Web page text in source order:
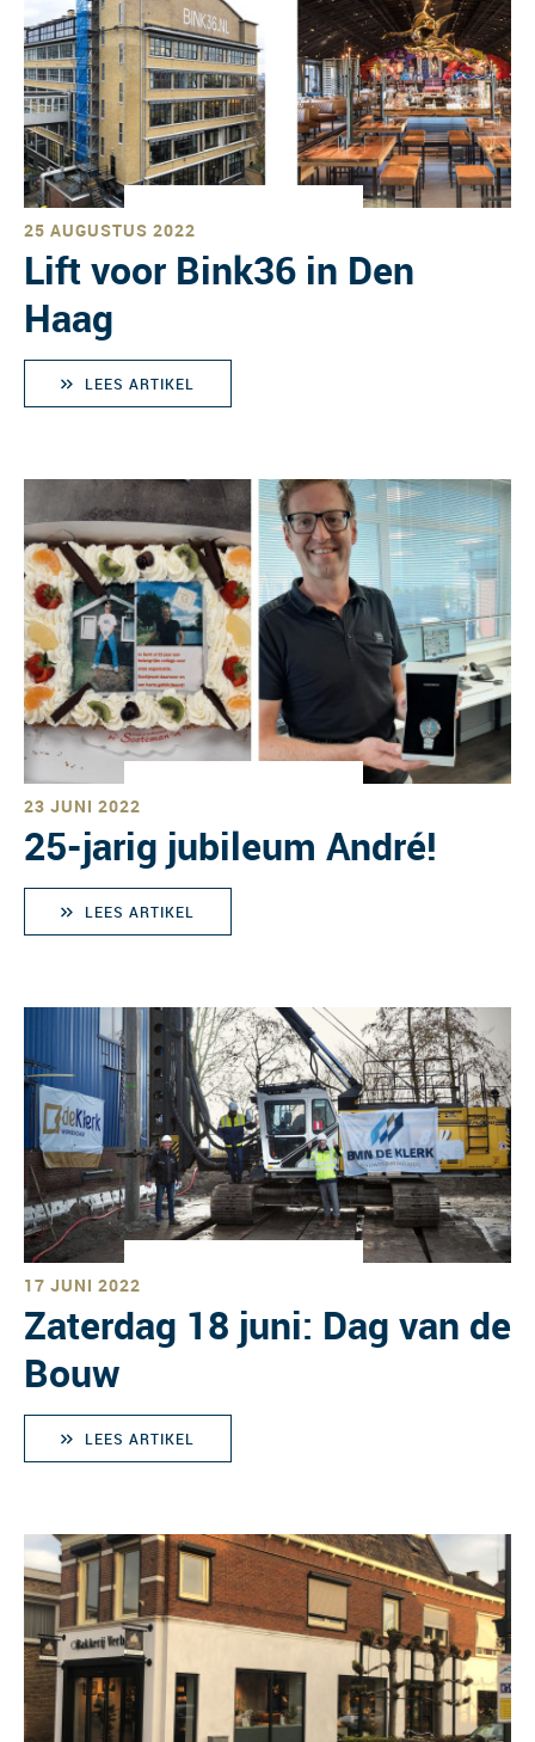
25 AUGUSTUS 2022
Lift voor Bink36 in Den
Haag
LEES ARTIKEL
23 JUNI 2022
25-jarig jubileum André!
LEES ARTIKEL
17 JUNI 2022
Zaterdag 18 juni: Dag van de
Bouw
LEES ARTIKEL